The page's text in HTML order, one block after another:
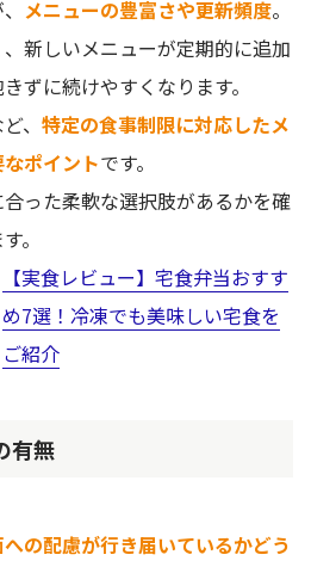
メニューの豊富さや更新頻度。
新しいメニューが定期的に追加
ずに続けやすくなります。
、 特定の食事制限に対応したメ
ポイントです。
った柔軟な選択肢があるかを確
。
【実食レビュー】宅食弁当おすす
め7選！冷凍でも美味しい宅食を
ご紹介
有無
の配慮が行き届いているかどう